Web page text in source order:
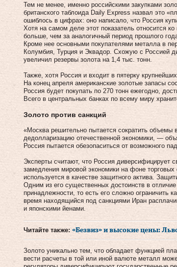
Тем не менее, именно российскими закупками
британского таблоида Daily Express назвал это
ошиблось в цифрах: оно написало, что Россия
Хотя на самом деле этот показатель относится
больше, чем за аналогичный период прошлого
Кроме нее основными покупателями металла в
Колумбия, Турция и Эквадор. Схожую с Россией
увеличил резервы золота на 1,4 тыс. тонн.
Также, хотя Россия и входит в пятерку
На конец апреля американские золотые запасы
Россия будет покупать по 270 тонн ежегодно,
Всего в центральных банках по всему миру
Золото против санкций
«Москва решительно пытается сократить объемы
дедолларизацию отечественной экономики, —
Россия пытается обезопаситься от возможного
Эксперты считают, что Россия диверсифицирует
замедления мировой экономики на фоне
используется в качестве защитного актива.
Одним из его существенных достоинств в
принадлежности, то есть его сложно ограничить
время находящийся под санкциями Иран
и японскими йенами.
Читайте также: «Безвиз» и высокие цены:
Золото уникально тем, что обладает функцией
вести расчеты в той или иной валюте металл